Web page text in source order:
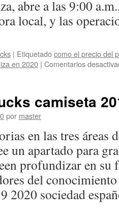
abre a las 9:00
local, y las
| Etiquetadocomo el precio del
en 2020 | Comentarios
camiseta
por master
en las tres áreas
un apartado para
profundizar en
del conocimiento
2020 sociedad